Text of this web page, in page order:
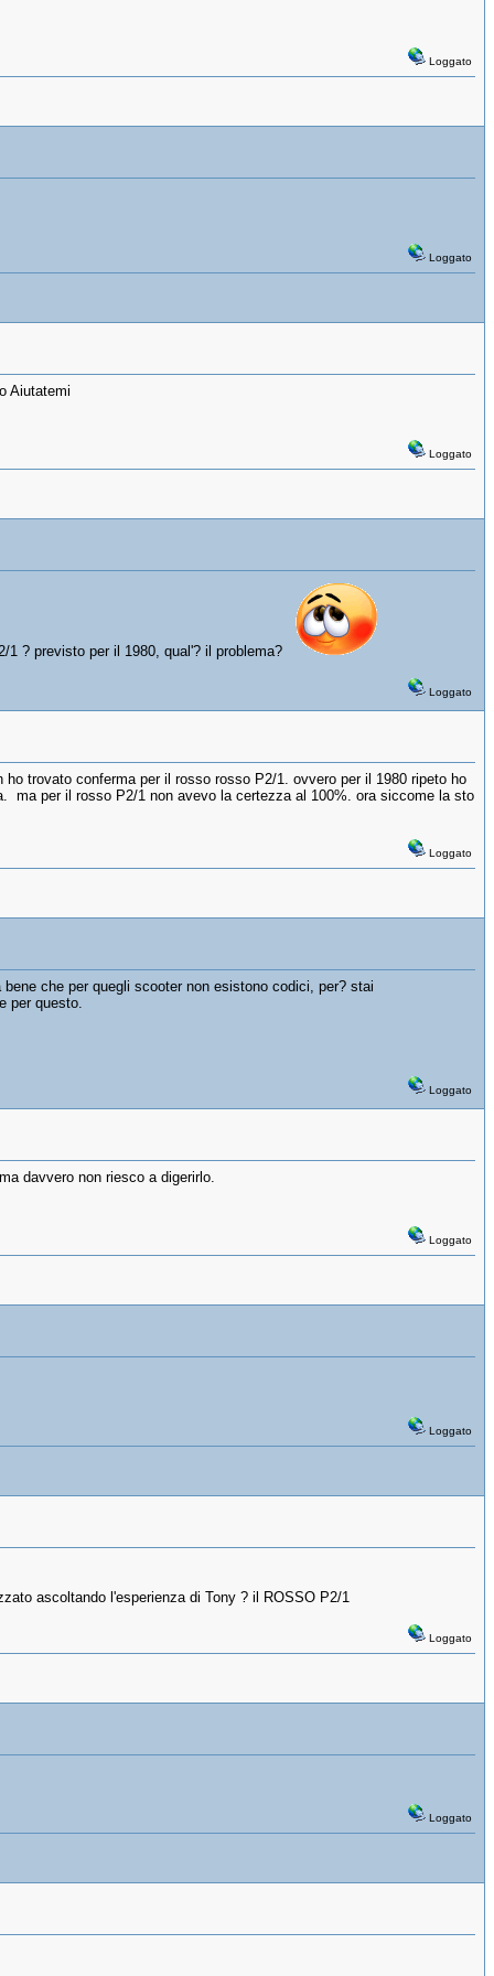
Loggato
Loggato
Aiutatemi
Loggato
? previsto per il 1980, qual'? il problema?
Loggato
trovato conferma per il rosso rosso P2/1. ovvero per il 1980 ripeto ho
ma per il rosso P2/1 non avevo la certezza al 100%. ora siccome la sto
Loggato
che per quegli scooter non esistono codici, per? stai
per questo.
Loggato
davvero non riesco a digerirlo.
Loggato
Loggato
ascoltando l'esperienza di Tony ? il ROSSO P2/1
Loggato
Loggato